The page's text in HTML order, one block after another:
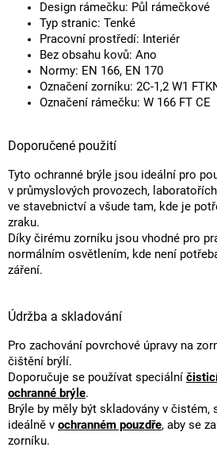
Design rámečku: Půl rámečkové
Typ stranic: Tenké
Pracovní prostředí: Interiér
Bez obsahu kovů: Ano
Normy: EN 166, EN 170
Označení zorníku: 2C-1,2 W1
Označení rámečku: W 166 FT CE
Doporučené použití
Tyto ochranné brýle jsou ideální pro
v průmyslových provozech,
ve stavebnictví a všude tam, kde je
zraku.
Díky čirému zorníku jsou vhodné pro
normálním osvětlením, kde není
záření.
Údržba a skladování
Pro zachování povrchové úpravy na
čištění brýlí.
Doporučuje se používat speciální
ochranné brýle.
Brýle by měly být skladovány v čistém,
ideálně v ochranném pouzdře, aby se
zorníku.